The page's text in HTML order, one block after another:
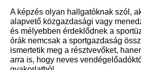
A képzés olyan hallgatóknak szól,
alapvető közgazdasági vagy
és mélyebben érdeklődnek a
órák nemcsak a sportgazdaság
ismertetik meg a résztvevőket,
arra is, hogy neves